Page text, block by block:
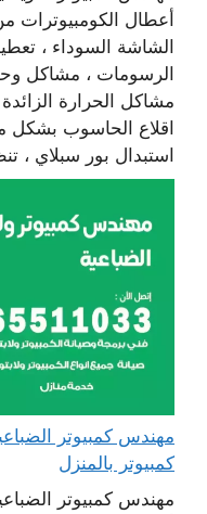
أعطال الكومبيوترات
الشاشة السوداء ،
الرسومات ، مشاكل
مشاكل الحرارة
اقلاع الحاسوب بشكل
استبدال بور سبلاي ،
كمبيوتر بالمنزل
مهندس كمبيوتر